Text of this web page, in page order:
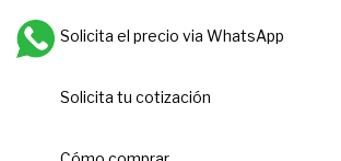
Solicita el precio via WhatsApp
Solicita tu cotización